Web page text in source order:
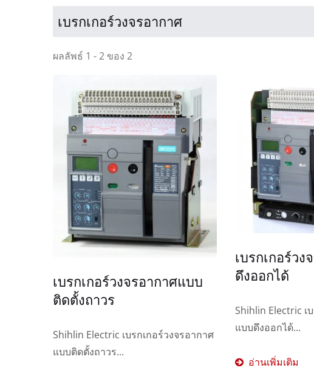
เบรกเกอร์วงจรอากาศ
ผลลัพธ์ 1 - 2 ของ 2
เบรกเกอร์วงจรอากาศแบบ
ติดตั้งถาวร
Shihlin Electric เบรกเกอร์วงจรอากาศ
แบบติดตั้งถาวร...
เบรกเกอร์ว
ดึงออกได้
Shihlin Electric เ
แบบดึงออกได้...
อ่านเพิ่มเติม